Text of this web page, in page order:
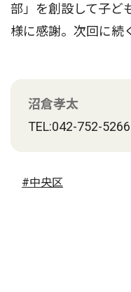
部」を創設して子ど
様に感謝。次回に続
沼倉孝太
TEL:042-752-5266
#中央区